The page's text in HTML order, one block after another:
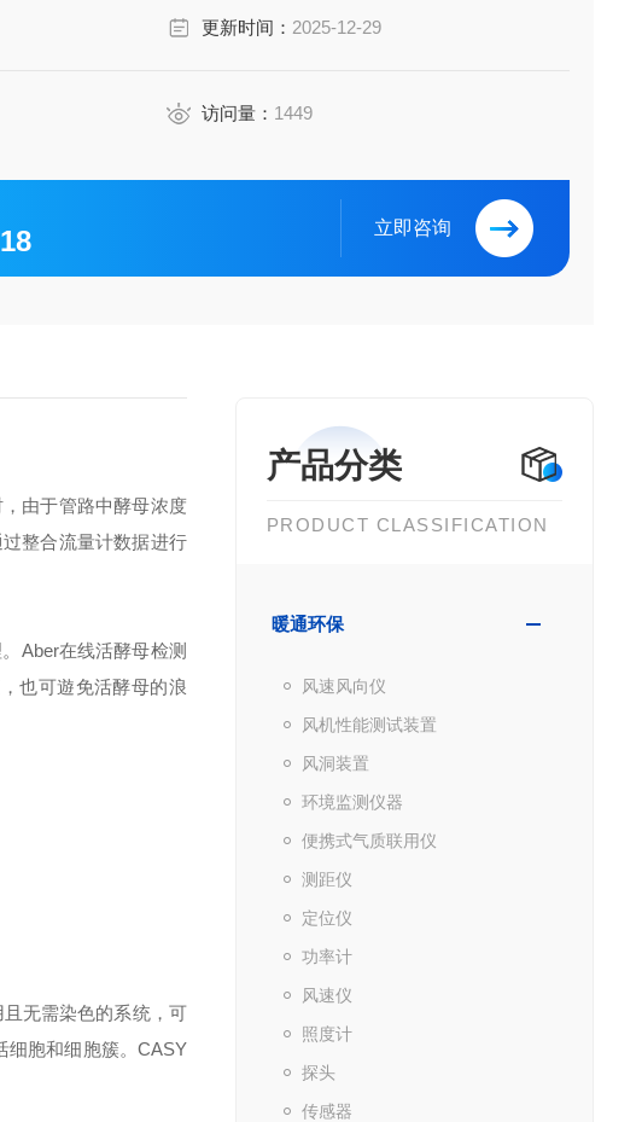
更新时间： 2025-12-29
访问量： 1449
立即咨询
产品分类
PRODUCT CLASSIFICATION
暖通环保
风速风向仪
风机性能测试装置
风洞装置
环境监测仪器
便携式气质联用仪
测距仪
定位仪
功率计
风速仪
照度计
探头
传感器
由于管路中酵母浓度
整合流量计数据进行
Aber在线活酵母检测
也可遊免活酵母的浪
无需染色的系统，可
细胞和细胞簇。CASY